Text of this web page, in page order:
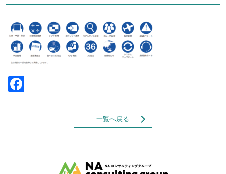
一覧へ戻る